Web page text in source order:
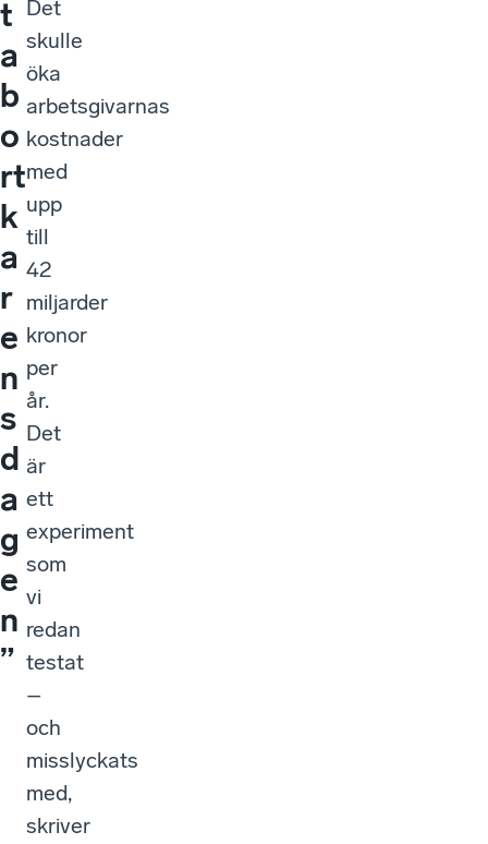
t
a
b
o
rt
k
a
r
e
n
s
d
a
g
e
n
”
Det
skulle
öka
arbetsgivarnas
kostnader
med
upp
till
42
miljarder
kronor
per
år.
Det
är
ett
experiment
som
vi
redan
testat
–
och
misslyckats
med,
skriver